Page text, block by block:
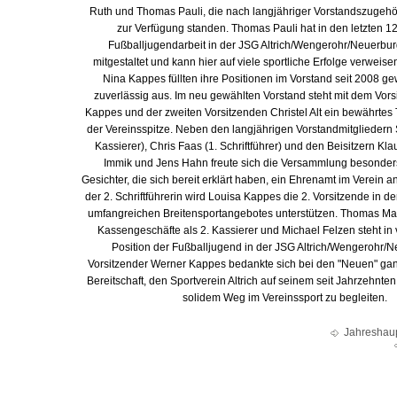
Ruth und Thomas Pauli, die nach langjähriger
zur Verfügung standen. Thomas Pauli hat in den letzten
Fußballjugendarbeit in der JSG Altrich/Wengerohr/
mitgestaltet und kann hier auf viele sportliche Erfolge
Nina Kappes füllten ihre Positionen im Vorstand seit 2008
zuverlässig aus. Im neu gewählten Vorstand steht mit dem
Kappes und der zweiten Vorsitzenden Christel Alt ein bewährtes
der Vereinsspitze. Neben den langjährigen Vorstandmitgliedern
Kassierer), Chris Faas (1. Schriftführer) und den Beisitzern
Immik und Jens Hahn freute sich die Versammlung
Gesichter, die sich bereit erklärt haben, ein Ehrenamt im Verein
der 2. Schriftführerin wird Louisa Kappes die 2. Vorsitzende in
umfangreichen Breitensportangebotes unterstützen. Thomas
Kassengeschäfte als 2. Kassierer und Michael Felzen steht in
Position der Fußballjugend in der JSG Altrich/Wengerohr/
Vorsitzender Werner Kappes bedankte sich bei den "Neuen"
Bereitschaft, den Sportverein Altrich auf seinem seit
solidem Weg im Vereinssport zu begleiten.